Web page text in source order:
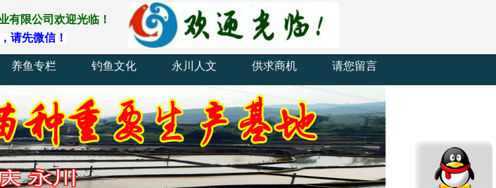
养鱼专栏 钓鱼文化 永川人文 供求商机 请您留言
有限公司 欢迎光临！
请先微信！